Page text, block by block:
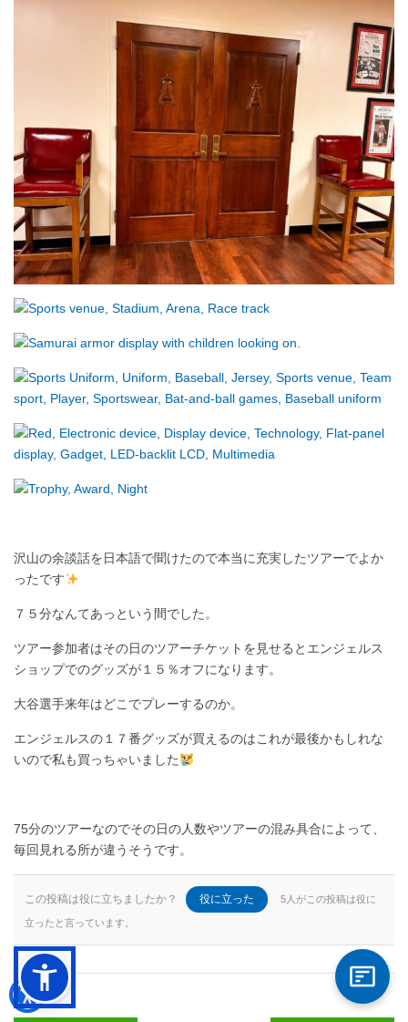
沢山の余談話を日本語で聞けたので本当に充実したツアーでよか
ったです
７５分なんてあっという間でした。
ツアー参加者はその日のツアーチケットを見せるとエンジェルス
ショップでのグッズが１５％オフになります。
大谷選手来年はどこでプレーするのか。
エンジェルスの１７番グッズが買えるのはこれが最後かもしれな
いので私も買っちゃいました
75分のツアーなのでその日の人数やツアーの混み具合によって、
毎回見れる所が違うそうです。
この投稿は役に立ちましたか？ 役に立った 5人がこの投稿は役に
立ったと言っています。